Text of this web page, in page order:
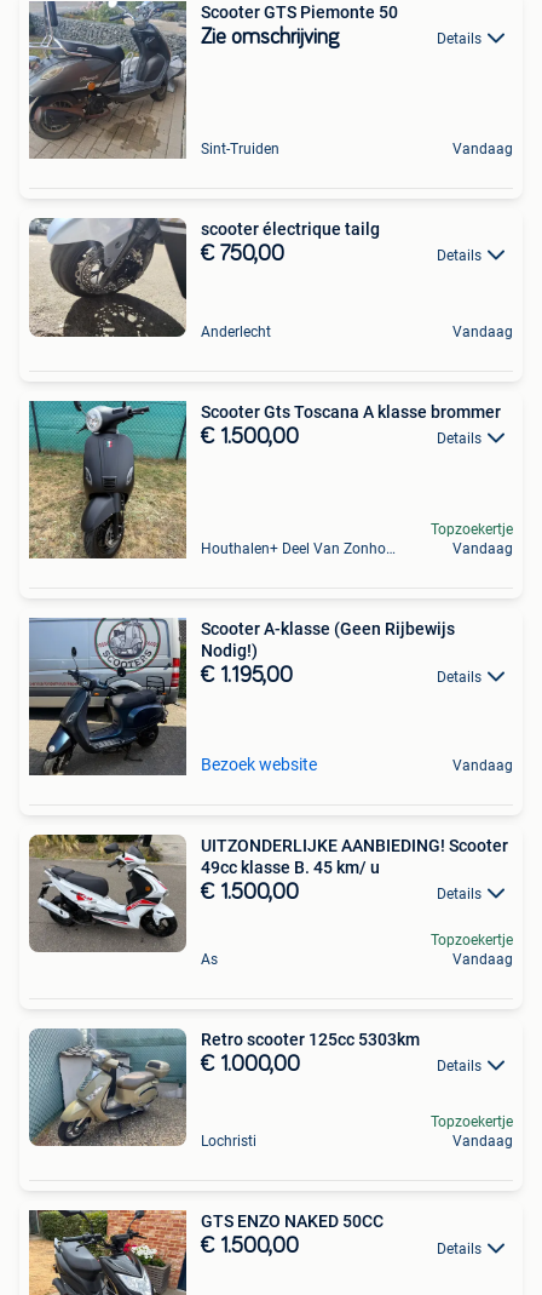
Scooter GTS Piemonte 50
Zie omschrijving Details
Sint-Truiden Vandaag
scooter électrique tailg
€ 750,00 Details
Anderlecht Vandaag
Scooter Gts Toscana A klasse brommer
€ 1.500,00 Details
Houthalen+ Deel Van Zonhoven En Zolder
Topzoekertje
Vandaag
Scooter A-klasse (Geen Rijbewijs
Nodig!)
€ 1.195,00 Details
Bezoek website Vandaag
UITZONDERLIJKE AANBIEDING! Scooter
49cc klasse B. 45 km/ u
€ 1.500,00 Details
As
Topzoekertje
Vandaag
Retro scooter 125cc 5303km
€ 1.000,00 Details
Lochristi
Topzoekertje
Vandaag
GTS ENZO NAKED 50CC
€ 1.500,00 Details